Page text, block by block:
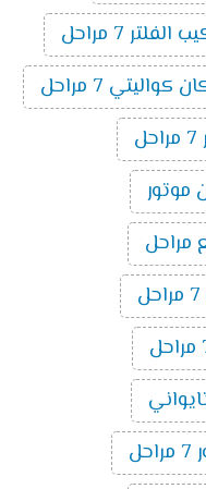
7 مراحل
7 مراحل
مراحل